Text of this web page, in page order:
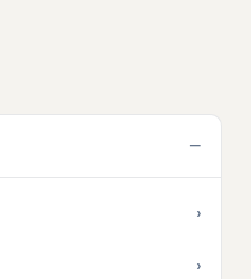
−
›
›